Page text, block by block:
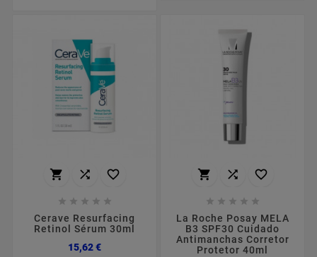
  
    
Cerave Resurfacing
Retinol Sérum 30ml
15,62 €Preço
  
    
La Roche Posay MELA
B3 SPF30 Cuidado
Antimanchas Corretor
Protetor 40ml